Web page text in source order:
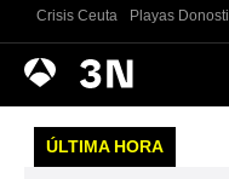
Crisis Ceuta Playas Donosti
Antena
3
Noticias
ÚLTIMA HORA